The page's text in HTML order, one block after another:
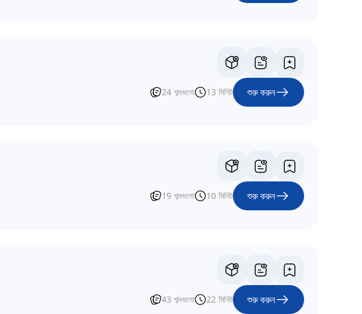
24 শব্দগুলো 13 মিনিট শুরু করুন
19 শব্দগুলো 10 মিনিট শুরু করুন
43 শব্দগুলো 22 মিনিট শুরু করুন